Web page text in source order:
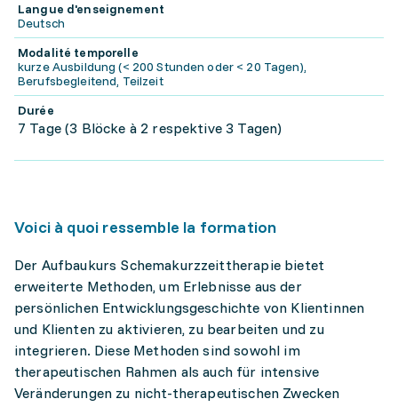
Langue d'enseignement
Deutsch
Modalité temporelle
kurze Ausbildung (< 200 Stunden oder < 20 Tagen),
Berufsbegleitend, Teilzeit
Durée
7 Tage (3 Blöcke à 2 respektive 3 Tagen)
Voici à quoi ressemble la formation
Der Aufbaukurs Schemakurzzeittherapie bietet
erweiterte Methoden, um Erlebnisse aus der
persönlichen Entwicklungsgeschichte von Klientinnen
und Klienten zu aktivieren, zu bearbeiten und zu
integrieren. Diese Methoden sind sowohl im
therapeutischen Rahmen als auch für intensive
Veränderungen zu nicht-therapeutischen Zwecken